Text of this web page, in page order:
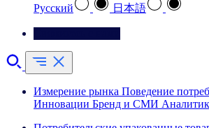
Pусский
日本語
Измерение рынка Поведение
Инновации Бренд и СМИ